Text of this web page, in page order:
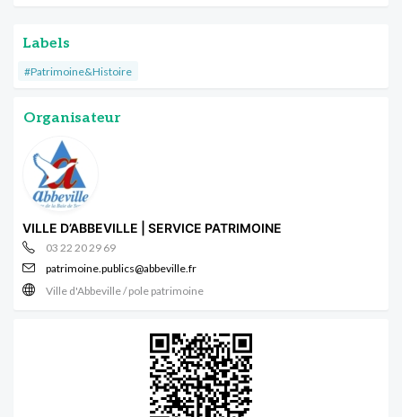
Labels
#Patrimoine&Histoire
Organisateur
VILLE D’ABBEVILLE | SERVICE PATRIMOINE
03 22 20 29 69
patrimoine.publics@abbeville.fr
Ville d'Abbeville / pole patrimoine